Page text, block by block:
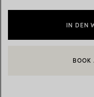
IN DEN
EINEN BOOK